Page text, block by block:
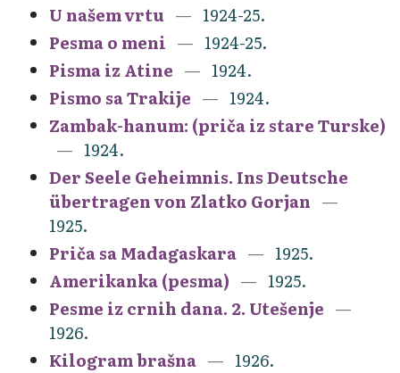
U našem vrtu
1924-25.
Pesma o meni
1924-25.
Pisma iz Atine
1924.
Pismo sa Trakije
1924.
Zambak-hanum: (priča iz stare Turske)
1924.
Der Seele Geheimnis. Ins Deutsche
übertragen von Zlatko Gorjan
1925.
Priča sa Madagaskara
1925.
Amerikanka (pesma)
1925.
Pesme iz crnih dana. 2. Utešenje
1926.
Kilogram brašna
1926.